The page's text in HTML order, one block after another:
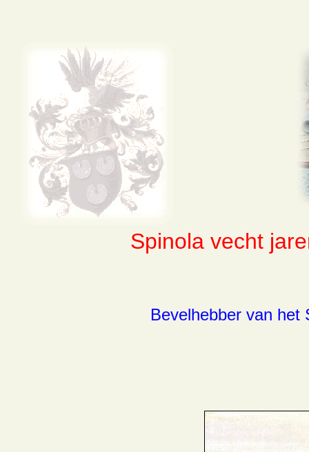
Spinola vecht
Bevelhebber van het